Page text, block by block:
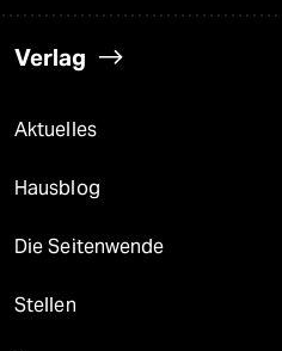
Verlag
Aktuelles
Hausblog
Die Seitenwende
Stellen